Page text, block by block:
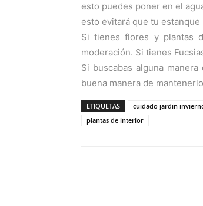
esto puedes poner en el
esto evitará que tu
Si tienes flores y plantas
moderación. Si tienes
Si buscabas alguna
buena manera de
ETIQUETAS cuidado jardin
plantas de interior